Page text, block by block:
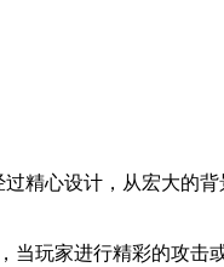
精心设计，从宏大的
玩家进行精彩的攻击